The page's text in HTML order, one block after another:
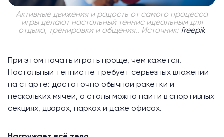
Активные движения и радость от самого процесса
игры делают настольный теннис идеальным для
отдыха, тренировки и общения.. Источник: freepik
При этом начать играть проще, чем кажется.
Настольный теннис не требует серьёзных вложений
на старте: достаточно обычной ракетки и
нескольких мячей, а столы можно найти в спортивных
секциях, дворах, парках и даже офисах.